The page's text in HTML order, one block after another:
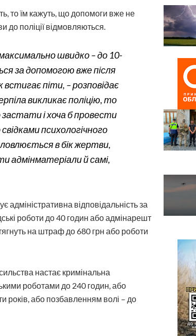
то їм кажуть, що допомоги вже не
до поліції відмовляються.
швидко – до 10-
за допомогою вже після
піти, – розповідає
викликає поліцію, то
і хоча б провести
психологічного
в бік жертви,
адмінматеріали й самі,
відповідальність за
роботи до 40 годин або адмінарешт
на штраф до 680 грн або роботи
настає кримінальна
роботами до 240 годин, або
років, або позбавленням волі – до